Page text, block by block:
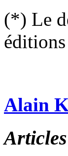
(*) Le
Alain